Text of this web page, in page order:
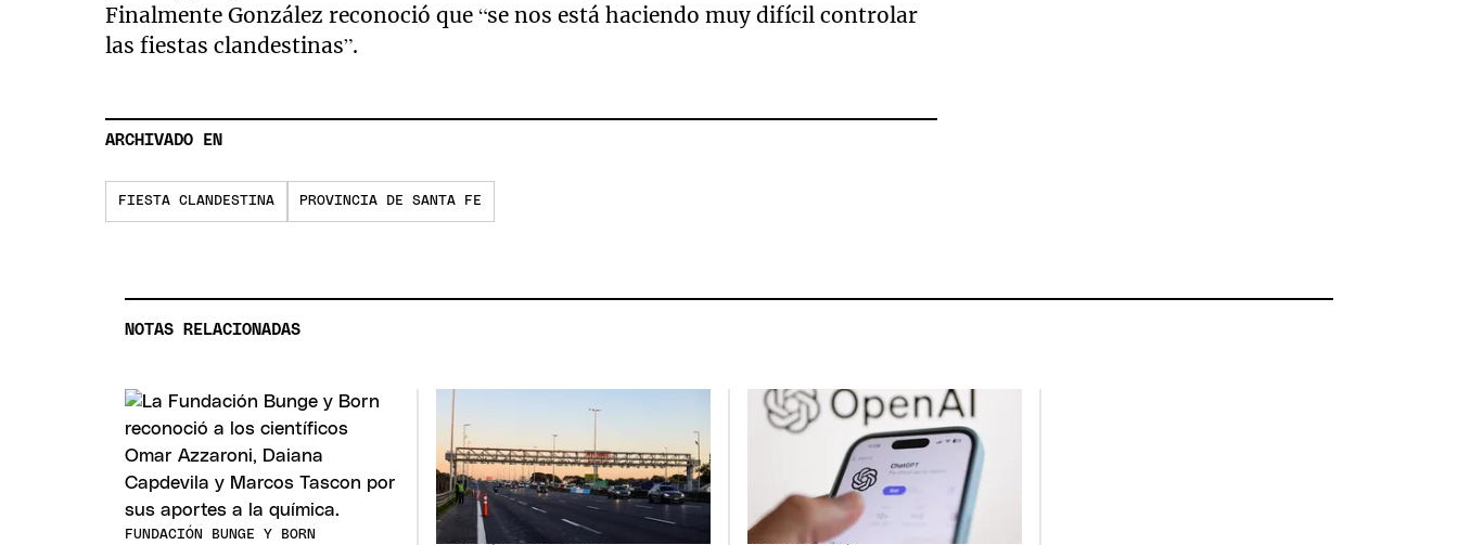
Finalmente González reconoció que “se nos está haciendo muy difícil controlar
las fiestas clandestinas”.
ARCHIVADO EN
FIESTA CLANDESTINA PROVINCIA DE SANTA FE
NOTAS RELACIONADAS
FUNDACIÓN BUNGE Y BORN